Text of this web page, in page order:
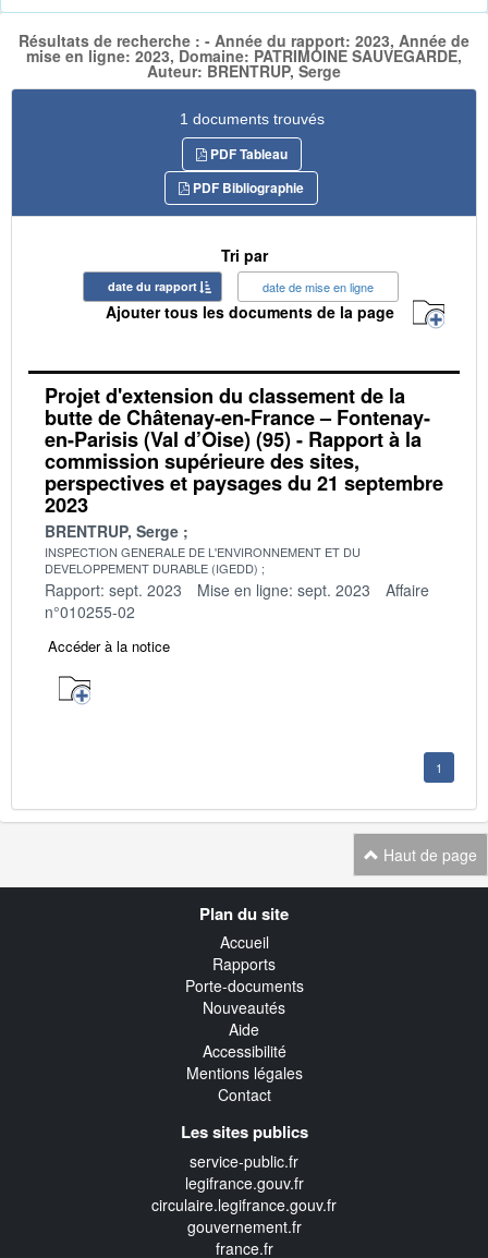
Résultats de recherche : - Année du rapport: 2023, Année de
mise en ligne: 2023, Domaine: PATRIMOINE SAUVEGARDE,
Auteur: BRENTRUP, Serge
1 documents trouvés
PDF Tableau
PDF Bibliographie
Tri par
date du rapport date de mise en ligne
Ajouter tous les documents de la page
Projet d'extension du classement de la
butte de Châtenay-en-France – Fontenay-
en-Parisis (Val d’Oise) (95) - Rapport à la
commission supérieure des sites,
perspectives et paysages du 21 septembre
2023
BRENTRUP, Serge
INSPECTION GENERALE DE L'ENVIRONNEMENT ET DU
DEVELOPPEMENT DURABLE (IGEDD)
Rapport: sept. 2023 Mise en ligne: sept. 2023
Affaire
n°010255-02
Accéder à la notice
1
Haut de page
Plan du site
Accueil
Rapports
Porte-documents
Nouveautés
Aide
Accessibilité
Mentions légales
Contact
Les sites publics
service-public.fr
legifrance.gouv.fr
circulaire.legifrance.gouv.fr
gouvernement.fr
france.fr